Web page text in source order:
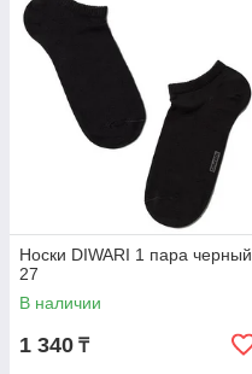
Носки DIWARI 1 пара черный
27
В наличии
1 340 ₸